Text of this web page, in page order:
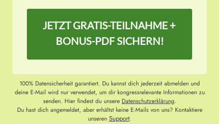
JETZT GRATIS-TEILNAHME +
BONUS-PDF SICHERN!
100% Datensicherheit garantiert. Du kannst dich jederzeit abmelden und
deine E-Mail wird nur verwendet, um dir kongressrelevante Informationen zu
senden. Hier findest du unsere Datenschutzerklärung.
Du hast dich angemeldet, aber erhältst keine E-Mails von uns? Kontaktiere
unseren Support.